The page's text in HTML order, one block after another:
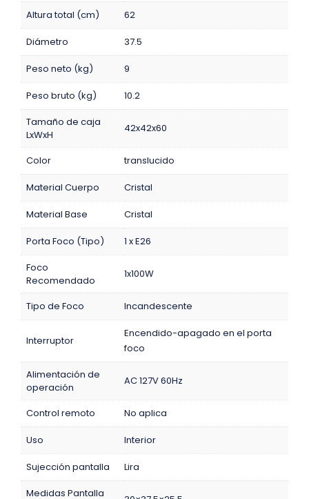
Altura total (cm) 62
Diámetro 37.5
Peso neto (kg) 9
Peso bruto (kg)
10.2
Tamaño de caja
LxWxH
42x42x60
Color translucido
Material Cuerpo Cristal
Material Base Cristal
Porta Foco (Tipo)
1 x E26
Foco
Recomendado
1x100W
Tipo de Foco Incandescente
Interruptor
Encendido-apagado en el porta
foco
Alimentación de
operación
AC 127V 60Hz
Control remoto No aplica
Uso Interior
Sujección pantalla
Lira
Medidas Pantalla